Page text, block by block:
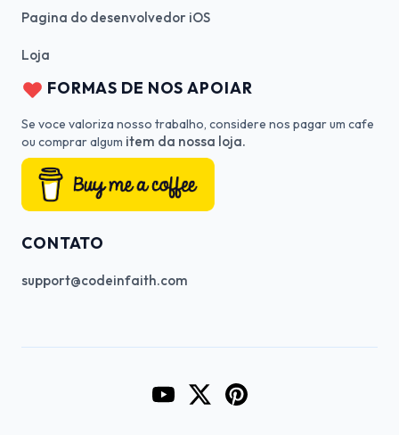
Pagina do desenvolvedor iOS
Loja
FORMAS DE NOS APOIAR
Se voce valoriza nosso trabalho, considere nos pagar um cafe
ou comprar algum item da nossa loja.
CONTATO
support@codeinfaith.com
Go to CodeInFaith's YouTube
Go to CodeInFaith's Twitter
Go to CodeInFaith's